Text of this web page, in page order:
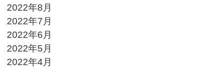
2022年8月
2022年7月
2022年6月
2022年5月
2022年4月